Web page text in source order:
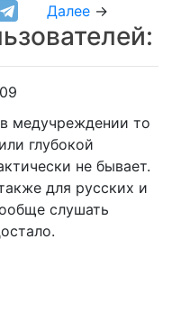
Далее→
медучреждении то
глубокой
не бывает.
для русских и
слушать